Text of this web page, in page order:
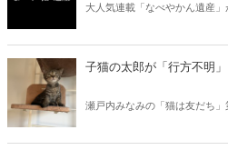
大人気連載「なべやかん遺産」
信じるか信じないかは、あなた
子猫の太郎が「行方不明
瀬戸内みなみの「猫は友だち」